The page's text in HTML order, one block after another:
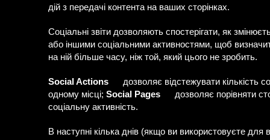
дій з передачі контента на ваших сторінках.
Соціальні звіти дозволяють спостерігати, як
або іншими соціальними активностями, щоб
на ній більше часу, ніж той, який цього не зробить.
Social Actions
дозволяє відстежувати кількість
одному місці; Social Pages
дозволяє порівняти
соціальну активність.
В наступні кілька днів (якщо ви використовуєте